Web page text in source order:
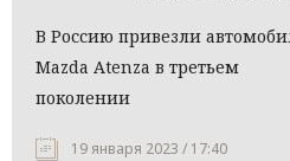
В Россию привезли
Mazda Atenza в третьем
поколении
19 января 2023 / 17:40